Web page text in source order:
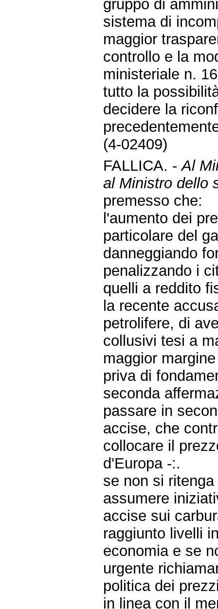
gruppo di
sistema di
maggior
controllo e la
ministeriale n.
tutto la
decidere la
(4-02409)
FALLICA. -Al
al Ministro dello
premesso che:
l'aumento dei
particolare del
danneggiando
penalizzando i
quelli a reddito
la recente
petrolifere, di
collusivi tesi a
maggior
priva di
seconda
passare in
accise, che
collocare il
d'Europa -:.
se non si
assumere
accise sui
raggiunto livelli
economia e se
urgente
politica dei
in linea con il